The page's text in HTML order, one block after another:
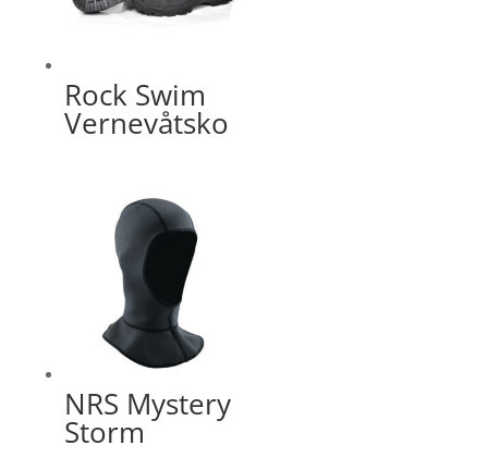
Rock Swim
Vernevåtsko
NRS Mystery
Storm